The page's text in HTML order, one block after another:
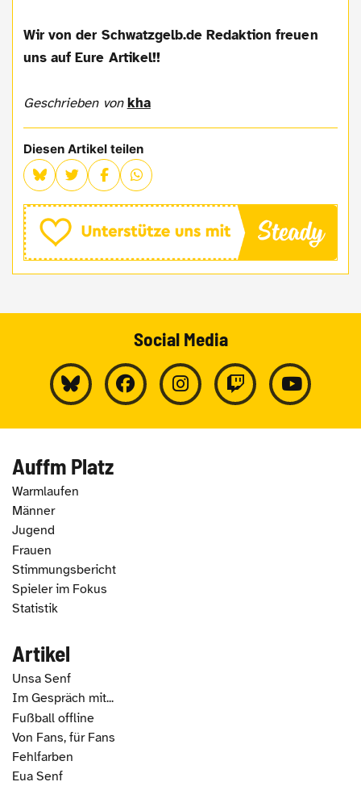
Wir von der Schwatzgelb.de Redaktion freuen
uns auf Eure Artikel!!
Geschrieben von kha
Diesen Artikel teilen
Social Media
Auffm Platz
Warmlaufen
Männer
Jugend
Frauen
Stimmungsbericht
Spieler im Fokus
Statistik
Artikel
Unsa Senf
Im Gespräch mit...
Fußball offline
Von Fans, für Fans
Fehlfarben
Eua Senf